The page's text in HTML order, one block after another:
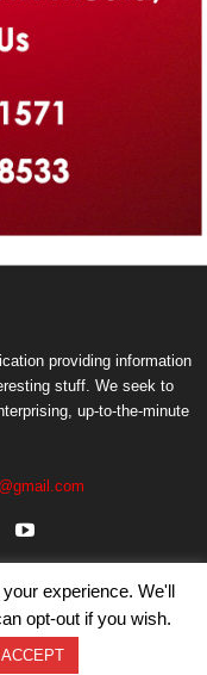
providing information
stuff. We seek to
up-to-the-minute
experience. We'll
opt-out if you wish.
ACCEPT